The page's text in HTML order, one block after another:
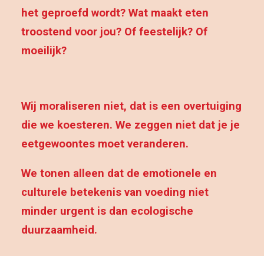
het geproefd wordt? Wat maakt eten
troostend voor jou? Of feestelijk? Of
moeilijk?
Wij moraliseren niet, dat is een overtuiging
die we koesteren. We zeggen niet dat je je
eetgewoontes moet veranderen.
We tonen alleen dat de emotionele en
culturele betekenis van voeding niet
minder urgent is dan ecologische
duurzaamheid.